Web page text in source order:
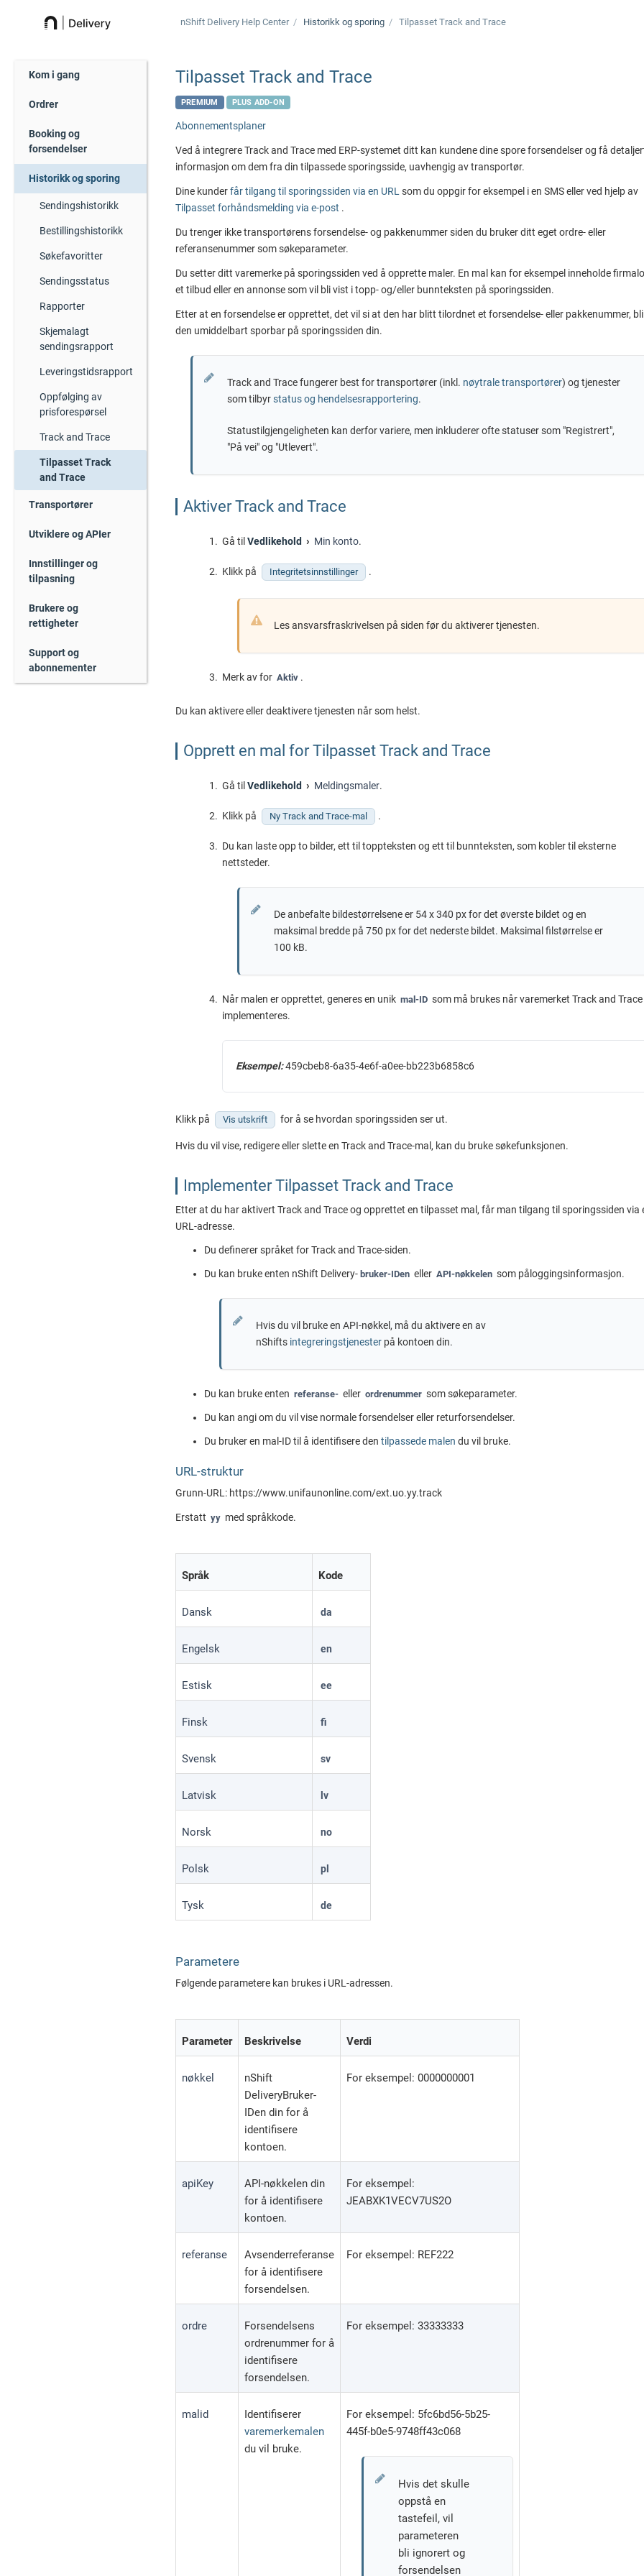
Kom i gang
Ordrer
Booking og
forsendelser
Historikk og sporing
Sendingshistorikk
Bestillingshistorikk
Søkefavoritter
Sendingsstatus
Rapporter
Skjemalagt
sendingsrapport
Leveringstidsrapport
Oppfølging av
prisforespørsel
Track and Trace
Tilpasset Track
and Trace
Transportører
Utviklere og APIer
Innstillinger og
tilpasning
Brukere og
rettigheter
Support og
abonnementer
nShift DeliveryHelp Center Historikk og sporing Tilpasset Track and Trace
Tilpasset Track and Trace
PREMIUM PLUS ADD-ON
Abonnementsplaner
Ved å integrere Track and Trace med ERP-systemet ditt kan kundene dine spore forsendelser og få
informasjon om dem fra din tilpassede sporingsside, uavhengig av transportør.
Dine kunderfår tilgang til sporingssiden via en URL som du oppgir for eksempel i en SMS eller ved hjelp av
Tilpasset forhåndsmelding via e-post .
Du trenger ikke transportørens forsendelse- og pakkenummer siden du bruker ditt eget ordre- eller
referansenummer som søkeparameter.
Du setter ditt varemerke på sporingssiden ved å opprette maler. En mal kan for eksempel inneholde
et tilbud eller en annonse som vil bli vist i topp- og/eller bunnteksten på sporingssiden.
Etter at en forsendelse er opprettet, det vil si at den har blitt tilordnet et forsendelse- eller pakkenummer,
den umiddelbart sporbar på sporingssiden din.
Track and Trace fungerer best for transportører (inkl. nøytrale transportører) og tjenester
som tilbyrstatus og hendelsesrapportering.
Statustilgjengeligheten kan derfor variere, men inkluderer ofte statuser som "Registrert",
"På vei" og "Utlevert".
Aktiver Track and Trace
Gå tilVedlikehold Min konto.
Klikk på Integritetsinnstillinger .
Les ansvarsfraskrivelsen på siden før du aktiverer tjenesten.
Merk av for Aktiv .
Du kan aktivere eller deaktivere tjenesten når som helst.
Opprett en mal for Tilpasset Track and Trace
Gå tilVedlikehold Meldingsmaler.
Klikk på Ny Track and Trace-mal .
Du kan laste opp to bilder, ett til toppteksten og ett til bunnteksten, som kobler til eksterne
nettsteder.
De anbefalte bildestørrelsene er 54 x 340 px for det øverste bildet og en
maksimal bredde på 750 px for det nederste bildet. Maksimal filstørrelse er
100 kB.
Når malen er opprettet, generes en unik mal-ID som må brukes når varemerket Track and Trace
implementeres.
Eksempel:459cbeb8-6a35-4e6f-a0ee-bb223b6858c6
Klikk på Vis utskrift for å se hvordan sporingssiden ser ut.
Hvis du vil vise, redigere eller slette en Track and Trace-mal, kan du bruke søkefunksjonen.
Implementer Tilpasset Track and Trace
Etter at du har aktivert Track and Trace og opprettet en tilpasset mal, får man tilgang til sporingssiden via
URL-adresse.
Du definerer språket for Track and Trace-siden.
Du kan bruke enten nShift Delivery- bruker-IDen eller API-nøkkelen som påloggingsinformasjon.
Hvis du vil bruke en API-nøkkel, må du aktivere en av
nShifts integreringstjenester på kontoen din.
Du kan bruke enten referanse- eller ordrenummer som søkeparameter.
Du kan angi om du vil vise normale forsendelser eller returforsendelser.
Du bruker en mal-ID til å identifisere den tilpassede malen du vil bruke.
URL-struktur
Grunn-URL: https://www.unifaunonline.com/ext.uo.yy.track
Erstatt yy med språkkode.
Språk Kode
Dansk da
Engelsk en
Estisk ee
Finsk fi
Svensk sv
Latvisk lv
Norsk no
Polsk pl
Tysk de
Parametere
Følgende parametere kan brukes i URL-adressen.
Parameter Beskrivelse Verdi
nøkkel
nShift
DeliveryBruker-
IDen din for å
identifisere
kontoen.
For eksempel: 0000000001
apiKey
API-nøkkelen din
for å identifisere
kontoen.
For eksempel:
JEABXK1VECV7US2O
referanse
Avsenderreferanse
for å identifisere
forsendelsen.
For eksempel: REF222
ordre
Forsendelsens
ordrenummer for å
identifisere
forsendelsen.
For eksempel: 33333333
malid
Identifiserer
varemerkemalen
du vil bruke.
For eksempel: 5fc6bd56-5b25-
445f-b0e5-9748ff43c068
Hvis det skulle
oppstå en
tastefeil, vil
parameteren
bli ignorert og
forsendelsen